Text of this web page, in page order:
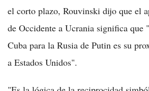
el corto plazo, Rouvinski dijo que el
de Occidente a Ucrania significa que
Cuba para la Rusia de Putin es su
a Estados Unidos".